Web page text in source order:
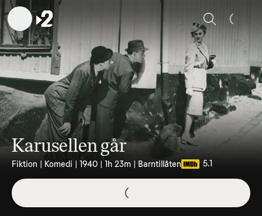
Sök
Karusellen går
Fiktion | Komedi | 1940 | 1h 23m | Barntillåten 5.1